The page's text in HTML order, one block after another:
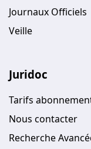
Journaux Officiels
Veille
Juridoc
Tarifs
Nous contacter
Recherche